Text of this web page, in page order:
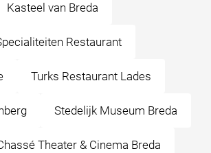
Kasteel van Breda
Restaurant
Turks Restaurant Lades
Stedelijk Museum Breda
Theater & Cinema Breda